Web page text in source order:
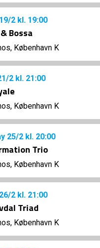
19/2 kl. 19:00
Bossa
København K
2 kl. 21:00
København K
25/2 kl. 20:00
Trio
København K
26/2 kl. 21:00
Triad
København K